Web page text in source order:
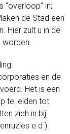
“overloop” in;
de Stad een
Hier zult u in de
en de
Het is een
te leiden tot
zich in bij
e.d.).